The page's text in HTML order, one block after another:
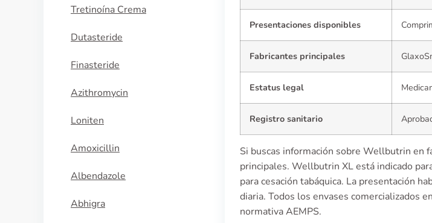
Tretinoína Crema
Dutasteride
Finasteride
Azithromycin
Loniten
Amoxicillin
Albendazole
Abhigra
Presentaciones disponibles
Fabricantes principales
Estatus legal
Registro sanitario
Si buscas información sobre Wellbutrin en
principales. Wellbutrin XL está indicado
para cesación tabáquica. La presentación
diaria. Todos los envases comercializados
normativa AEMPS.